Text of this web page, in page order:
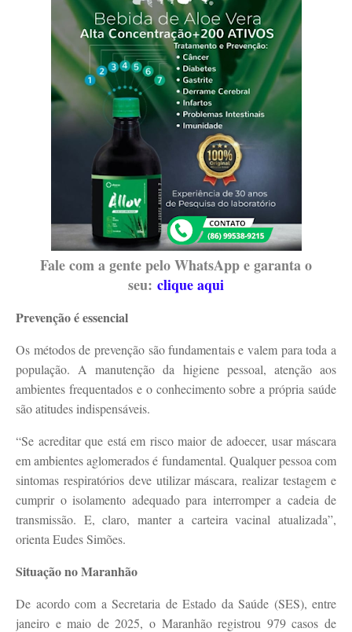
Fale com a gente pelo WhatsApp e garanta o
seu: clique aqui
Prevenção é essencial
Os métodos de prevenção são fundamentais e valem para toda a
população. A manutenção da higiene pessoal, atenção aos
ambientes frequentados e o conhecimento sobre a própria saúde
são atitudes indispensáveis.
“Se acreditar que está em risco maior de adoecer, usar máscara
em ambientes aglomerados é fundamental. Qualquer pessoa com
sintomas respiratórios deve utilizar máscara, realizar testagem e
cumprir o isolamento adequado para interromper a cadeia de
transmissão. E, claro, manter a carteira vacinal atualizada”,
orienta Eudes Simões.
Situação no Maranhão
De acordo com a Secretaria de Estado da Saúde (SES), entre
janeiro e maio de 2025, o Maranhão registrou 979 casos de